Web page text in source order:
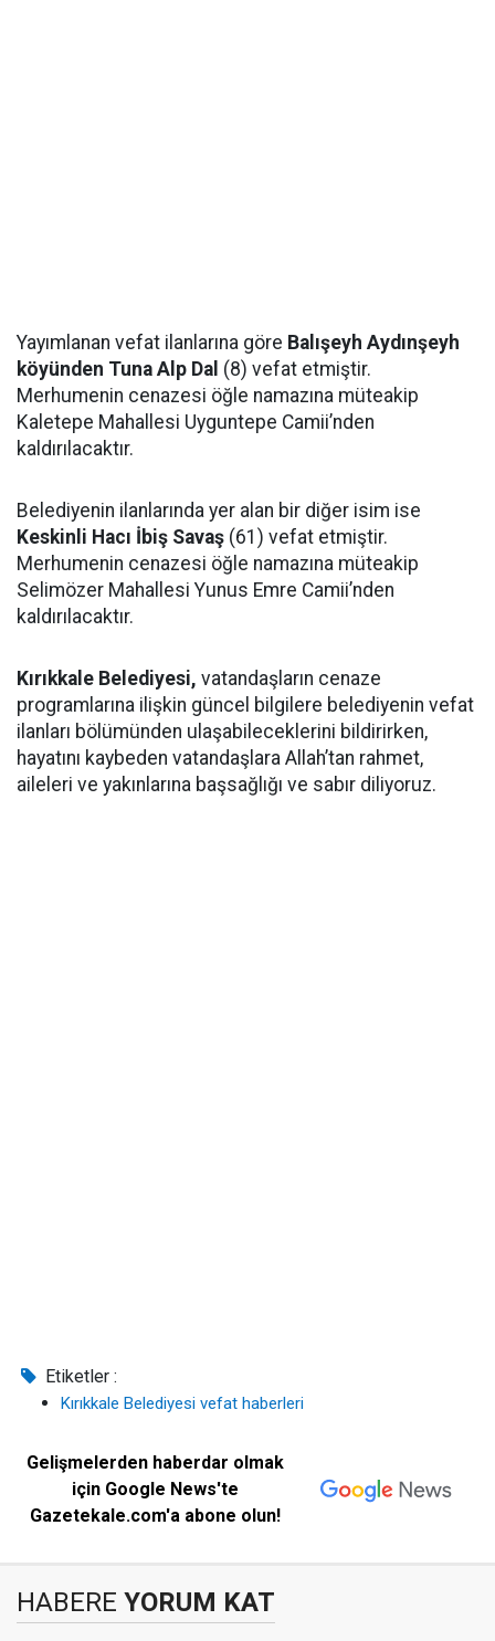
Yayımlanan vefat ilanlarına göre Balışeyh Aydınşeyh
köyünden Tuna Alp Dal (8) vefat etmiştir.
Merhumenin cenazesi öğle namazına müteakip
Kaletepe Mahallesi Uyguntepe Camii’nden
kaldırılacaktır.
Belediyenin ilanlarında yer alan bir diğer isim ise
Keskinli Hacı İbiş Savaş (61) vefat etmiştir.
Merhumenin cenazesi öğle namazına müteakip
Selimözer Mahallesi Yunus Emre Camii’nden
kaldırılacaktır.
Kırıkkale Belediyesi, vatandaşların cenaze
programlarına ilişkin güncel bilgilere belediyenin vefat
ilanları bölümünden ulaşabileceklerini bildirirken,
hayatını kaybeden vatandaşlara Allah’tan rahmet,
aileleri ve yakınlarına başsağlığı ve sabır diliyoruz.
Etiketler :
Kırıkkale Belediyesi vefat haberleri
Gelişmelerden haberdar olmak
için Google News'te
Gazetekale.com'a abone olun!
HABERE YORUM KAT